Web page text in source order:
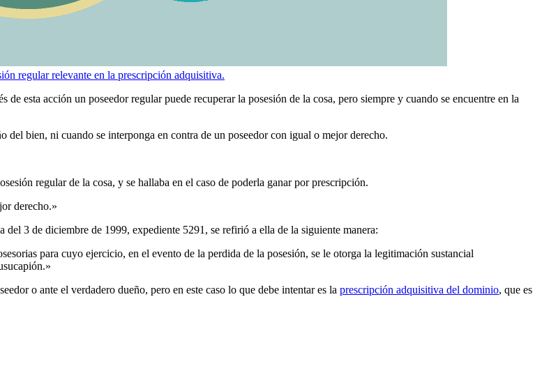
regular relevante en la prescripción adquisitiva.
esta acción un poseedor regular puede recuperar la posesión de la cosa, pero siempre y cuando se encuentre en la
bien, ni cuando se interponga en contra de un poseedor con igual o mejor derecho.
regular de la cosa, y se hallaba en el caso de poderla ganar por prescripción.
derecho.»
3 de diciembre de 1999, expediente 5291, se refirió a ella de la siguiente manera:
para cuyo ejercicio, en el evento de la perdida de la posesión, se le otorga la legitimación sustancial
o ante el verdadero dueño, pero en este caso lo que debe intentar es la prescripción adquisitiva del dominio, que es